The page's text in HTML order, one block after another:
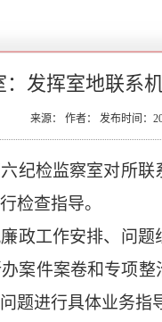
：发挥室地联系
来源： 作者： 发布时间：
纪检监察室对所
检查指导。
政工作安排、问
案件案卷和专项
题进行具体业务指